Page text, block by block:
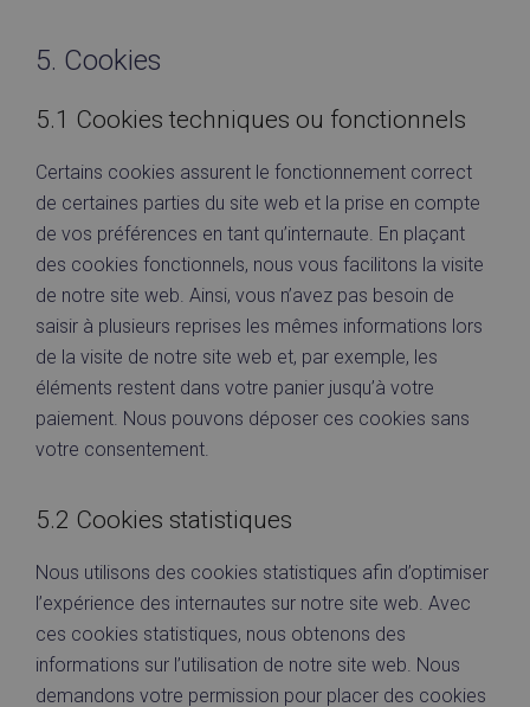
5. Cookies
5.1 Cookies techniques ou fonctionnels
Certains cookies assurent le fonctionnement correct
de certaines parties du site web et la prise en compte
de vos préférences en tant qu’internaute. En plaçant
des cookies fonctionnels, nous vous facilitons la visite
de notre site web. Ainsi, vous n’avez pas besoin de
saisir à plusieurs reprises les mêmes informations lors
de la visite de notre site web et, par exemple, les
éléments restent dans votre panier jusqu’à votre
paiement. Nous pouvons déposer ces cookies sans
votre consentement.
5.2 Cookies statistiques
Nous utilisons des cookies statistiques afin d’optimiser
l’expérience des internautes sur notre site web. Avec
ces cookies statistiques, nous obtenons des
informations sur l’utilisation de notre site web. Nous
demandons votre permission pour placer des cookies